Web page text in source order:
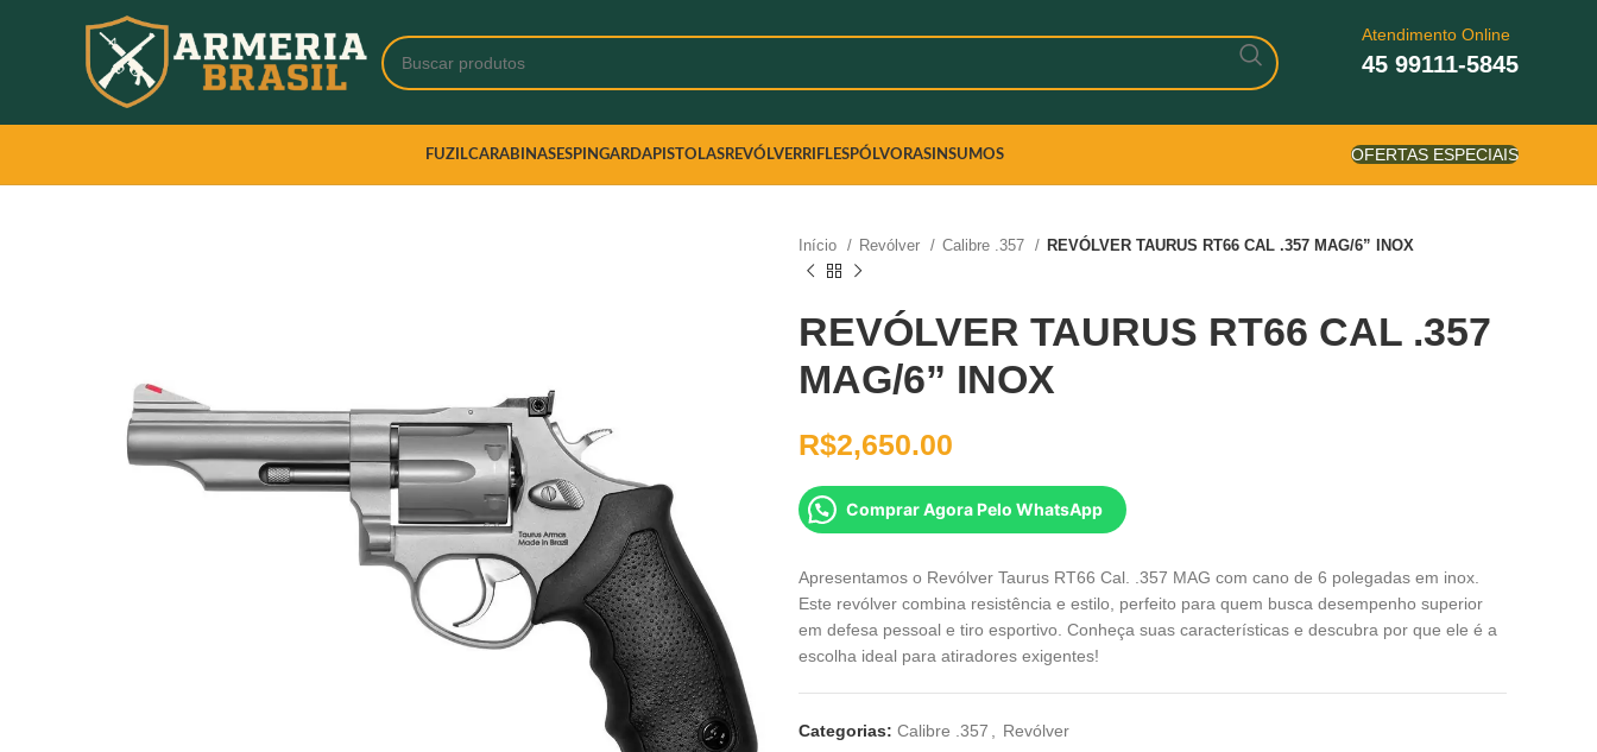
Atendimento Online
45 99111-5845
FUZILCARABINASESPINGARDAPISTOLASREVÓLVERRIFLESPÓLVORAS INSUMOS OFERTAS ESPECIAIS
Início Revólver Calibre .357 REVÓLVER TAURUS RT66 CAL .357 MAG/6” INOX
REVÓLVER TAURUS RT66 CAL .357
MAG/6” INOX
R$2,650.00
Comprar Agora Pelo WhatsApp
Apresentamos o Revólver Taurus RT66 Cal. .357 MAG com cano de 6 polegadas em inox.
Este revólver combina resistência e estilo, perfeito para quem busca desempenho superior
em defesa pessoal e tiro esportivo. Conheça suas características e descubra por que ele é a
escolha ideal para atiradores exigentes!
Categorias: Calibre .357
Revólver